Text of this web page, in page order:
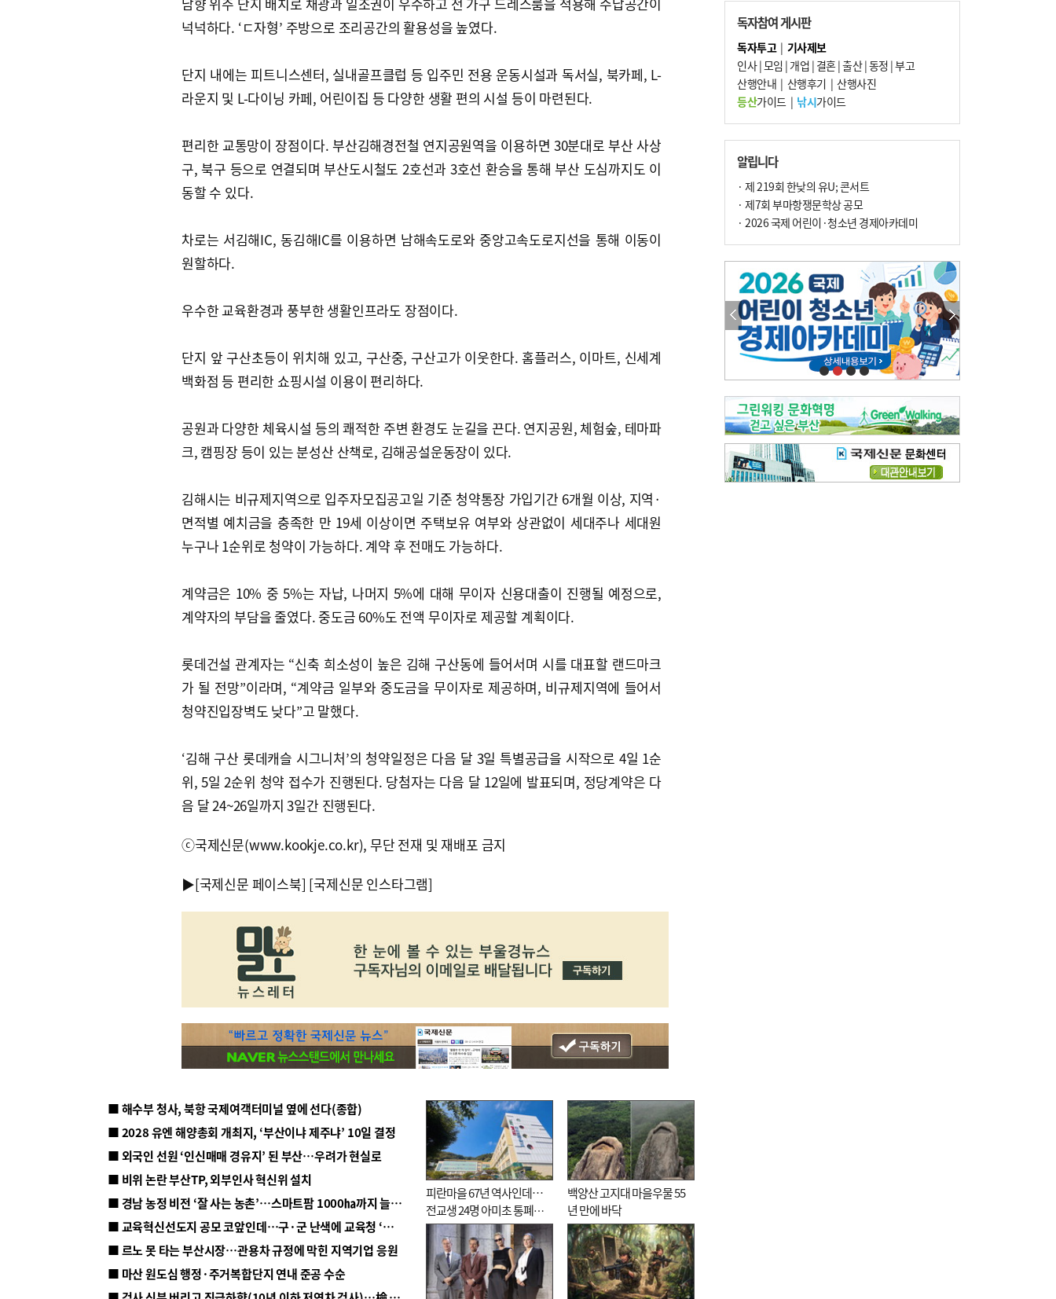
넉넉하다. ‘ㄷ자형’ 주방으로 조리공간의 활용성을 높였다.
단지 내에는 피트니스센터, 실내골프클럽 등 입주민 전용 운동시설과 독서실, 북카페, L-
라운지 및 L-다이닝 카페, 어린이집 등 다양한 생활 편의 시설 등이 마련된다.
편리한 교통망이 장점이다. 부산김해경전철 연지공원역을 이용하면 30분대로 부산 사상
구, 북구 등으로 연결되며 부산도시철도 2호선과 3호선 환승을 통해 부산 도심까지도 이
동할 수 있다.
차로는 서김해IC, 동김해IC를 이용하면 남해속도로와 중앙고속도로지선을 통해 이동이
원할하다.
우수한 교육환경과 풍부한 생활인프라도 장점이다.
단지 앞 구산초등이 위치해 있고, 구산중, 구산고가 이웃한다. 홈플러스, 이마트, 신세계
백화점 등 편리한 쇼핑시설 이용이 편리하다.
공원과 다양한 체육시설 등의 쾌적한 주변 환경도 눈길을 끈다. 연지공원, 체험숲, 테마파
크, 캠핑장 등이 있는 분성산 산책로, 김해공설운동장이 있다.
김해시는 비규제지역으로 입주자모집공고일 기준 청약통장 가입기간 6개월 이상, 지역·
면적별 예치금을 충족한 만 19세 이상이면 주택보유 여부와 상관없이 세대주나 세대원
누구나 1순위로 청약이 가능하다. 계약 후 전매도 가능하다.
계약금은 10% 중 5%는 자납, 나머지 5%에 대해 무이자 신용대출이 진행될 예정으로,
계약자의 부담을 줄였다. 중도금 60%도 전액 무이자로 제공할 계획이다.
롯데건설 관계자는 “신축 희소성이 높은 김해 구산동에 들어서며 시를 대표할 랜드마크
가 될 전망”이라며, “계약금 일부와 중도금을 무이자로 제공하며, 비규제지역에 들어서
청약진입장벽도 낮다”고 말했다.
‘김해 구산 롯데캐슬 시그니처’의 청약일정은 다음 달 3일 특별공급을 시작으로 4일 1순
위, 5일 2순위 청약 접수가 진행된다. 당첨자는 다음 달 12일에 발표되며, 정당계약은 다
음 달 24~26일까지 3일간 진행된다.
ⓒ국제신문(www.kookje.co.kr), 무단 전재 및 재배포 금지
▶[국제신문 페이스북] [국제신문 인스타그램]
■ 해수부 청사, 북항 국제여객터미널 옆에 선다(종합)
■ 2028 유엔 해양총회 개최지, ‘부산이냐 제주냐’ 10일 결정
■ 외국인 선원 ‘인신매매 경유지’ 된 부산…우려가 현실로
■ 비위 논란 부산TP, 외부인사 혁신위 설치
■ 경남 농정 비전 ‘잘 사는 농촌’…스마트팜 1000㏊까지 늘린다
■ 교육혁신선도지 공모 코앞인데…구·군 난색에 교육청 ‘쩔쩔’
■ 르노 못 타는 부산시장…관용차 규정에 막힌 지역기업 응원
■ 마산 원도심 행정·주거복합단지 연내 준공 수순
피란마을 67년 역사인데…
전교생 24명 아미초 통폐합
기로
백양산 고지대 마을우물 55
년 만에 바닥
군사기밀 유출자 색출 지시
7
부산 주유소 휘발유 평균가 ℓ당 1849원…
전주보다 3원 ↓
8
[속보] ‘심판 성접대’ 논란 축구협회 공식 사
과…“현재는 부적절 행위 없어”
전닉스 ETF 이후 발생"
독자참여 게시판
독자투고| 기사제보
인사|모임 | 개업 | 결혼|출산|동정 |부고
산행안내 | 산행후기 | 산행사진
등산가이드| 낚시가이드
알립니다
· 제 219회 한낮의 유U; 콘서트
· 제7회 부마항쟁문학상 공모
· 2026 국제 어린이·청소년 경제아카데미